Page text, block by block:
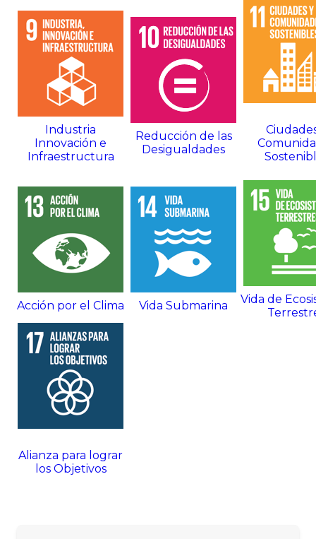
Industria
Innovación e
Infraestructura
Reducción de las
Desigualdades
Acción por el Clima Vida Submarina
Vida de
Alianza para lograr
los Objetivos